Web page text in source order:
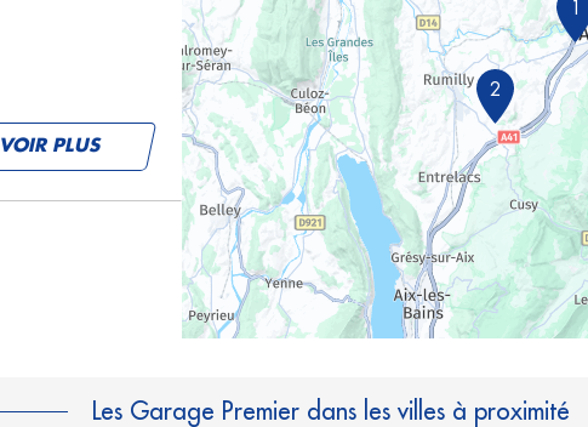
VOIR PLUS
2
1
Les Garage Premier dans les villes à proximité